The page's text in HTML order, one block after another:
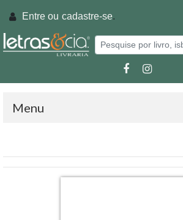
Entre ou cadastre-se.
Menu